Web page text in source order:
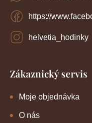
https://
helvetia_hodinky
Zákaznický servis
Moje objednávka
O nás